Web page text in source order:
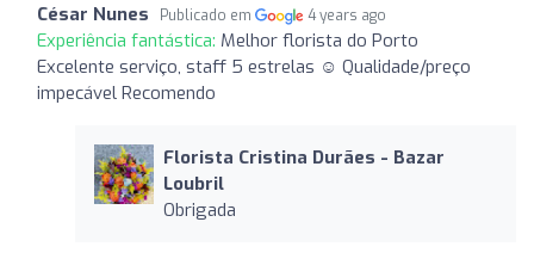
César Nunes Publicado em 4 years ago
Experiência fantástica: Melhor florista do Porto
Excelente serviço, staff 5 estrelas ☺ Qualidade/preço
impecável Recomendo
Florista Cristina Durães - Bazar
Loubril
Obrigada